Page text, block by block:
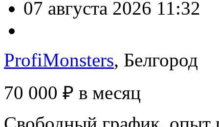
07 августа 2026 11:32
ProfiMonsters, Белгород
70 000 ₽ в месяц